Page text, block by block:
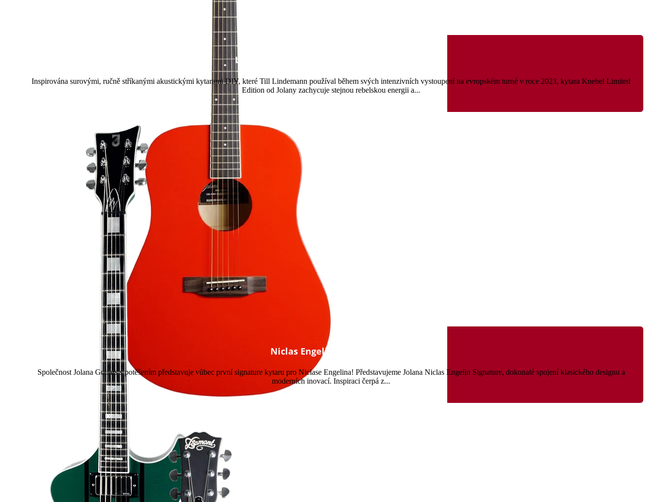
Limitovaná edice Till Lindemann Knebel
Inspirována surovými, ručně stříkanými akustickými kytarami DIY, které Till Lindemann používal během svých intenzivních vystoupení na evropském turné v roce 2023, kytara Knebel Limited
Edition od Jolany zachycuje stejnou rebelskou energii a...
Niclas Engelin Signature
Společnost Jolana Guitars s potěšením představuje vůbec první signature kytaru pro Niclase Engelina! Představujeme Jolana Niclas Engelin Signature, dokonalé spojení klasického designu a
moderních inovací. Inspiraci čerpá z...